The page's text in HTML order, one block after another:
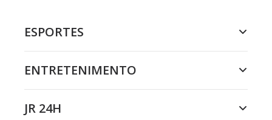
ESPORTES
ENTRETENIMENTO
JR 24H